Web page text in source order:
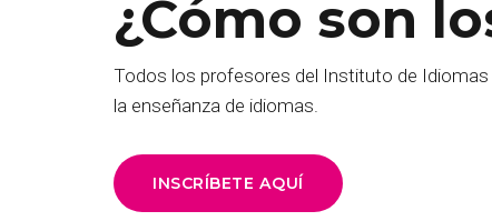
¿Cómo son
Todos los profesores del Instituto de Idiomas
la enseñanza de idiomas.
INSCRÍBETE AQUÍ